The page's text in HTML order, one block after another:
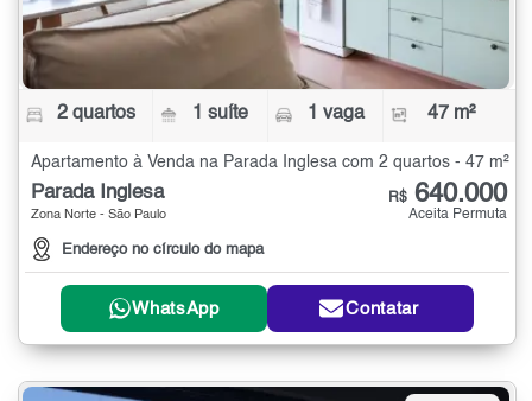
2 quartos 1 suíte 1 vaga 47 m²
Apartamento à Venda na Parada Inglesa com 2 quartos - 47 m²
Parada Inglesa
Zona Norte - São Paulo
Endereço no círculo do mapa
R$ 640.000
Aceita Permuta
WhatsApp Contatar